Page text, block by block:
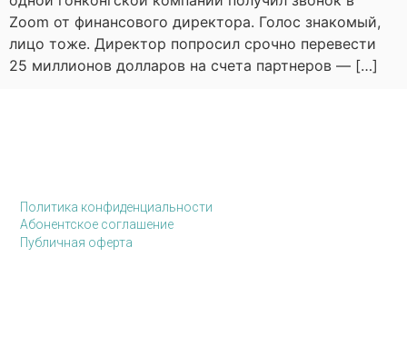
Zoom от финансового директора. Голос знакомый,
лицо тоже. Директор попросил срочно перевести
25 миллионов долларов на счета партнеров — […]
Политика конфиденциальности
Абонентское соглашение
Публичная оферта